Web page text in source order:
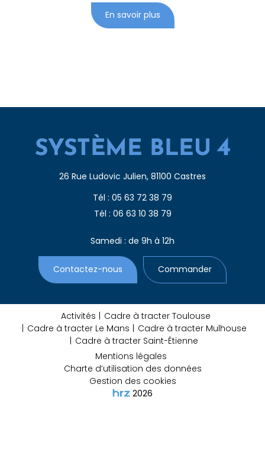
En savoir plus
26 Rue Ludovic Julien, 81100 Castres
Tél : 05 63 72 38 79
Tél : 06 63 10 38 79
Samedi : de 9h à 12h
Contactez-nous Commander
Activités
Cadre à tracter Toulouse
Cadre à tracter Le Mans
Cadre à tracter Mulhouse
Cadre à tracter Saint-Étienne
Mentions légales
Charte d’utilisation des données
Gestion des cookies
2026